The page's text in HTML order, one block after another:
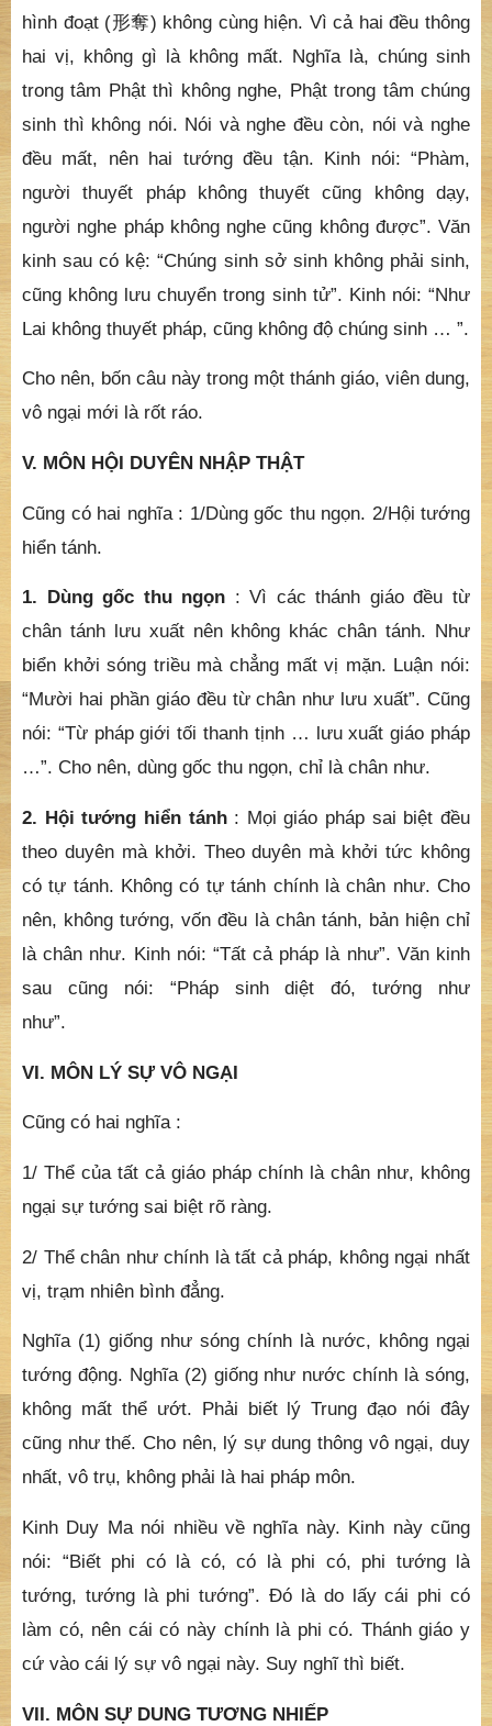
hình đoạt (形奪) không cùng hiện. Vì cả hai đều thông
hai vị, không gì là không mất. Nghĩa là, chúng sinh
trong tâm Phật thì không nghe, Phật trong tâm chúng
sinh thì không nói. Nói và nghe đều còn, nói và nghe
đều mất, nên hai tướng đều tận. Kinh nói: “Phàm,
người thuyết pháp không thuyết cũng không dạy,
người nghe pháp không nghe cũng không được”. Văn
kinh sau có kệ: “Chúng sinh sở sinh không phải sinh,
cũng không lưu chuyển trong sinh tử”. Kinh nói: “Như
Lai không thuyết pháp, cũng không độ chúng sinh … ”.
Cho nên, bốn câu này trong một thánh giáo, viên dung,
vô ngại mới là rốt ráo.
V. MÔN HỘI DUYÊN NHẬP THẬT
Cũng có hai nghĩa : 1/Dùng gốc thu ngọn. 2/Hội tướng
hiển tánh.
1. Dùng gốc thu ngọn : Vì các thánh giáo đều từ
chân tánh lưu xuất nên không khác chân tánh. Như
biển khởi sóng triều mà chẳng mất vị mặn. Luận nói:
“Mười hai phần giáo đều từ chân như lưu xuất”. Cũng
nói: “Từ pháp giới tối thanh tịnh … lưu xuất giáo pháp
…”. Cho nên, dùng gốc thu ngọn, chỉ là chân như.
2. Hội tướng hiển tánh: Mọi giáo pháp sai biệt đều
theo duyên mà khởi. Theo duyên mà khởi tức không
có tự tánh. Không có tự tánh chính là chân như. Cho
nên, không tướng, vốn đều là chân tánh, bản hiện chỉ
là chân như. Kinh nói: “Tất cả pháp là như”. Văn kinh
sau cũng nói: “Pháp sinh diệt đó, tướng như
như”.
VI. MÔN LÝ SỰ VÔ NGẠI
Cũng có hai nghĩa :
1/ Thể của tất cả giáo pháp chính là chân như, không
ngại sự tướng sai biệt rõ ràng.
2/ Thể chân như chính là tất cả pháp, không ngại nhất
vị, trạm nhiên bình đẳng.
Nghĩa (1) giống như sóng chính là nước, không ngại
tướng động. Nghĩa (2) giống như nước chính là sóng,
không mất thể ướt. Phải biết lý Trung đạo nói đây
cũng như thế. Cho nên, lý sự dung thông vô ngại, duy
nhất, vô trụ, không phải là hai pháp môn.
Kinh Duy Ma nói nhiều về nghĩa này. Kinh này cũng
nói: “Biết phi có là có, có là phi có, phi tướng là
tướng, tướng là phi tướng”. Đó là do lấy cái phi có
làm có, nên cái có này chính là phi có. Thánh giáo y
cứ vào cái lý sự vô ngại này. Suy nghĩ thì biết.
VII. MÔN SỰ DUNG TƯƠNG NHIẾP